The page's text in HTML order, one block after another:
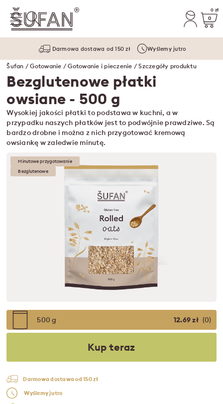
0 zł
0
Darmowa dostawa od 150 zł Wyślemy jutro
Šufan /Gotowanie /Gotowanie i pieczenie / Szczegóły produktu
Bezglutenowe płatki
owsiane - 500 g
Wysokiej jakości płatki to podstawa w kuchni, a w
przypadku naszych płatków jest to podwójnie prawdziwe. Są
bardzo drobne i można z nich przygotować kremową
owsiankę w zaledwie minutę.
Minutowe przygotowanie
Bezglutenowe
500 g 12.69 zł (0)
Kup teraz
Darmowa dostawa od 150 zł
Wyślemy jutro